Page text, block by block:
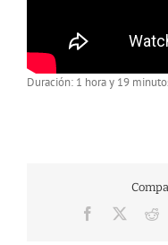
Duración: 1 hora y 19
Facebook